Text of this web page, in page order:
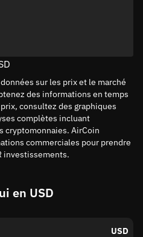
sur les prix et le marché
des informations en temps
consultez des graphiques
complètes incluant
cryptomonnaies. AirCoin
commerciales pour prendre
investissements.
en USD
USD